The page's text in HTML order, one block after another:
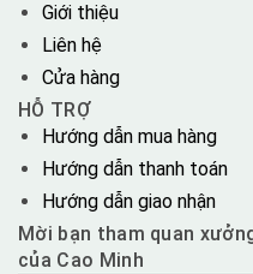
Giới thiệu
Liên hệ
Cửa hàng
HỖ TRỢ
Hướng dẫn mua hàng
Hướng dẫn thanh toán
Hướng dẫn giao nhận
Mời bạn tham quan
của Cao Minh